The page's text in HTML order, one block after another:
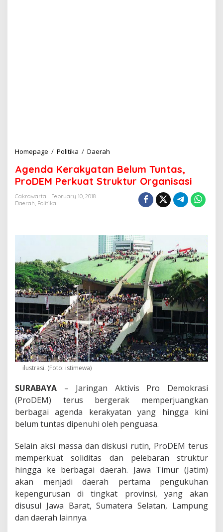
Homepage / Politika / Daerah
e
n
d
k
y
a
a
n
B
e
l
u
m
T
u
n
P
r
o
D
M
P
r
u
t
Agenda Kerakyatan Belum Tuntas,
ProDEM Perkuat Struktur Organisasi
Cakrawarta
February 10, 2018
Daerah, Politika
ilustrasi. (Foto: istimewa)
SURABAYA – Jaringan Aktivis Pro Demokrasi
(ProDEM) terus bergerak memperjuangkan
berbagai agenda kerakyatan yang hingga kini
belum tuntas dipenuhi oleh penguasa.
Selain aksi massa dan diskusi rutin, ProDEM terus
memperkuat soliditas dan pelebaran struktur
hingga ke berbagai daerah. Jawa Timur (Jatim)
akan menjadi daerah pertama pengukuhan
kepengurusan di tingkat provinsi, yang akan
disusul Jawa Barat, Sumatera Selatan, Lampung
dan daerah lainnya.